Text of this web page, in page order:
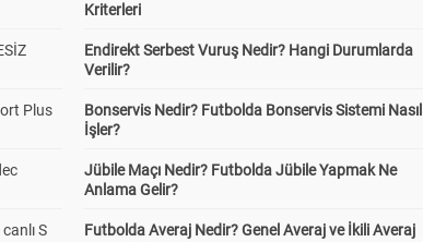
Plus
S
Kriterleri
Endirekt Serbest Vuruş Nedir? Hangi Durumlarda
Verilir?
Bonservis Nedir? Futbolda Bonservis Sistemi Nasıl
İşler?
Jübile Maçı Nedir? Futbolda Jübile Yapmak Ne
Anlama Gelir?
Futbolda Averaj Nedir? Genel Averaj ve İkili Averaj